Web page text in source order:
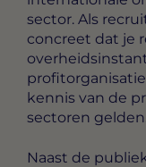
sector. Als
concreet dat je
kennis van de
sectoren
Naast de